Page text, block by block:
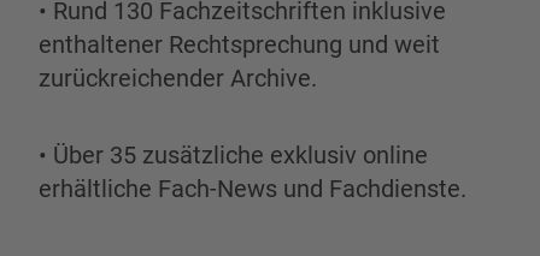
• Rund 130 Fachzeitschriften inklusive
enthaltener Rechtsprechung und weit
zurückreichender Archive.
• Über 35 zusätzliche exklusiv online
erhältliche Fach-News und Fachdienste.